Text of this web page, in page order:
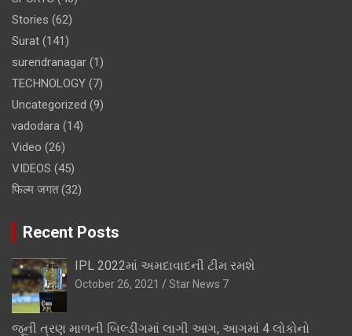
Stories (62)
Surat (141)
surendranagar (1)
TECHNOLOGY (7)
Uncategorized (9)
vadodara (14)
Video (26)
VIDEOS (45)
फिल्म जगत(32)
Recent Posts
IPL 2022માં અમદાવાદની ટીમ રમશે
October 26, 2021 Star News 7
જૂની ત્રણ માળની બિલ્ડીંગમાં લાગી આગ, આગમાં 4 લોકોનો